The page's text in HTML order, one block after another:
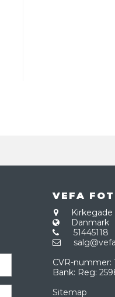
VEFA
Kirkegade
Danmark
51445118
CVR-nummer:
Bank: Reg:
Sitemap